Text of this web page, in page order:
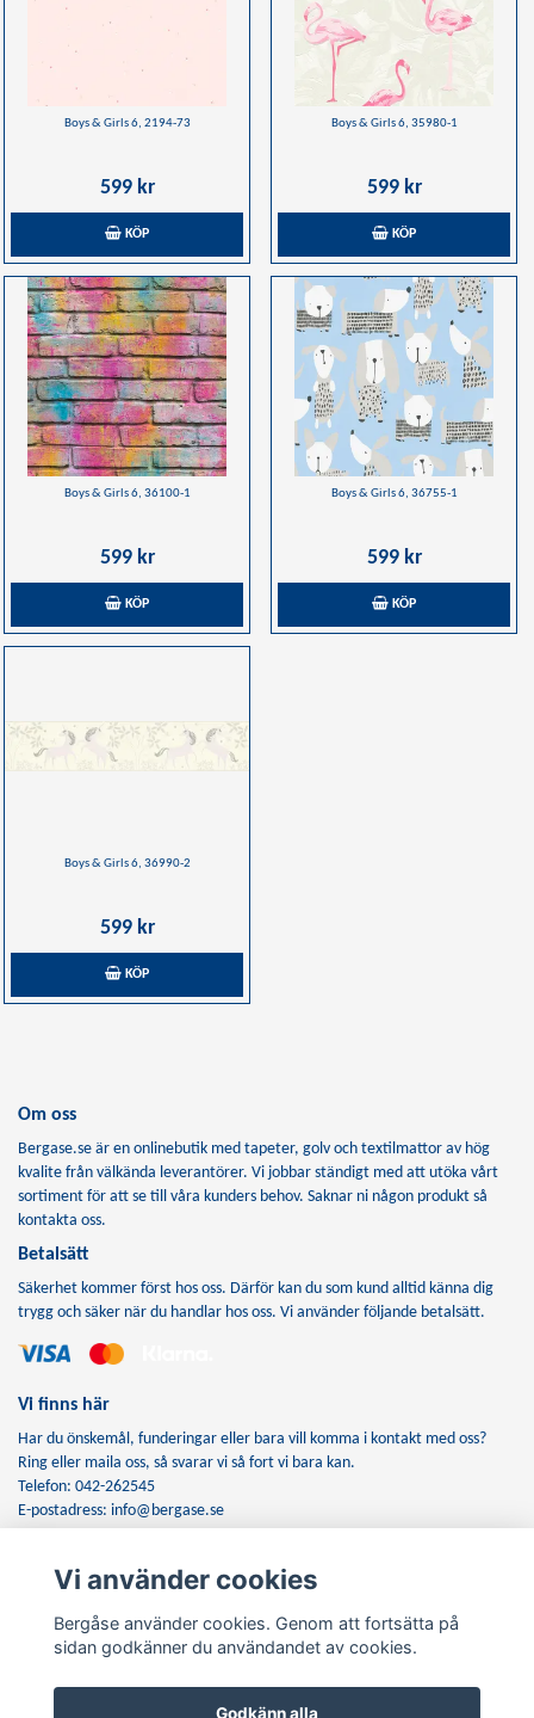
Boys & Girls 6, 2194-73
599 kr
KÖP
Boys & Girls 6, 35980-1
599 kr
KÖP
Boys & Girls 6, 36100-1
599 kr
KÖP
Boys & Girls 6, 36755-1
599 kr
KÖP
Boys & Girls 6, 36990-2
599 kr
KÖP
Om oss
Bergase.se är en onlinebutik med tapeter, golv och textilmattor av hög
kvalite från välkända leverantörer. Vi jobbar ständigt med att utöka vårt
sortiment för att se till våra kunders behov. Saknar ni någon produkt så
kontakta oss.
Betalsätt
Säkerhet kommer först hos oss. Därför kan du som kund alltid känna dig
trygg och säker när du handlar hos oss. Vi använder följande betalsätt.
Vi finns här
Har du önskemål, funderingar eller bara vill komma i kontakt med oss?
Ring eller maila oss, så svarar vi så fort vi bara kan.
Telefon: 042-262545
E-postadress: info@bergase.se
Anmäl dig till vårt nyhetsbrev
Prenumerera
Vi använder cookies
Bergåse använder cookies. Genom att fortsätta på
sidan godkänner du användandet av cookies.
Godkänn alla